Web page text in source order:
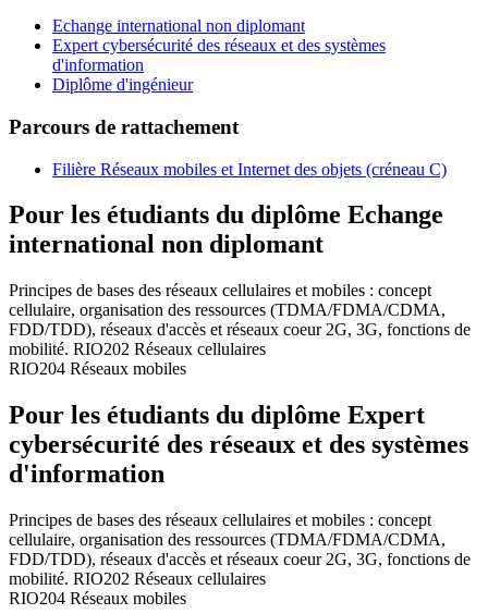
Echange international non diplomant
Expert cybersécurité des réseaux et des systèmes
d'information
Diplôme d'ingénieur
Parcours de rattachement
Filière Réseaux mobiles et Internet des objets (créneau C)
Pour les étudiants du diplôme Echange
international non diplomant
Principes de bases des réseaux cellulaires et mobiles : concept
cellulaire, organisation des ressources (TDMA/FDMA/CDMA,
FDD/TDD), réseaux d'accès et réseaux coeur 2G, 3G, fonctions de
mobilité. RIO202 Réseaux cellulaires
RIO204 Réseaux mobiles
Pour les étudiants du diplôme Expert
cybersécurité des réseaux et des systèmes
d'information
Principes de bases des réseaux cellulaires et mobiles : concept
cellulaire, organisation des ressources (TDMA/FDMA/CDMA,
FDD/TDD), réseaux d'accès et réseaux coeur 2G, 3G, fonctions de
mobilité. RIO202 Réseaux cellulaires
RIO204 Réseaux mobiles